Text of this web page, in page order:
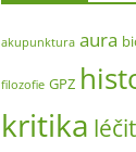
akupunktura aura
filozofie GPZ
kritika